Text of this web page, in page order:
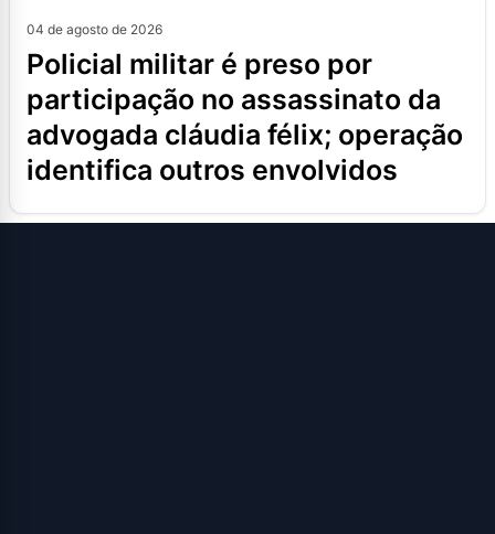
04 de agosto de 2026
policial militar é preso por
participação no assassinato da
advogada cláudia félix; operação
identifica outros envolvidos